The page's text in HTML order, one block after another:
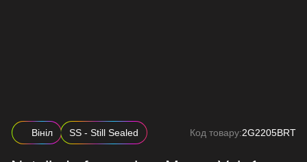
Вініл SS - Still Sealed Код товару:2G2205BRT